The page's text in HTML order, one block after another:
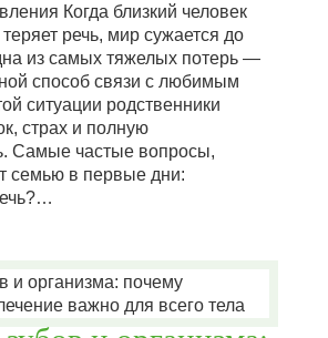
Когда близкий человек
речь, мир сужается до
из самых тяжелых потерь —
способ связи с любимым
ситуации родственники
страх и полную
Самые частые вопросы,
семью в первые дни: